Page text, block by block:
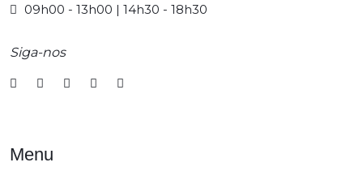
09h00 - 13h00 | 14h30 - 18h30
Siga-nos
Menu